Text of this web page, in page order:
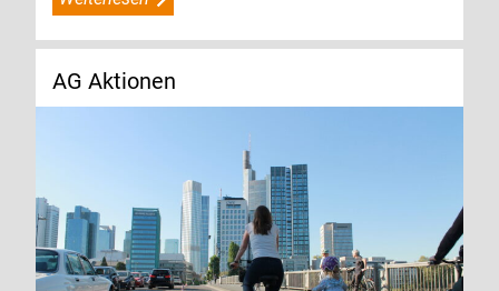
AG Aktionen